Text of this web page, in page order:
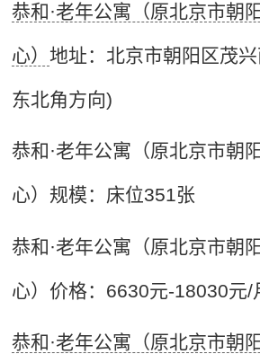
恭和·老年公寓（原北京市朝
心）地址：北京市朝阳区茂
东北角方向)
恭和·老年公寓（原北京市朝
心）规模：床位351张
恭和·老年公寓（原北京市朝
心）价格：6630元-18030元/
恭和·老年公寓（原北京市朝